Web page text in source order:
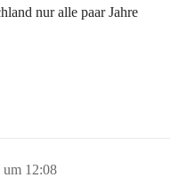
nur alle paar Jahre
um 12:08